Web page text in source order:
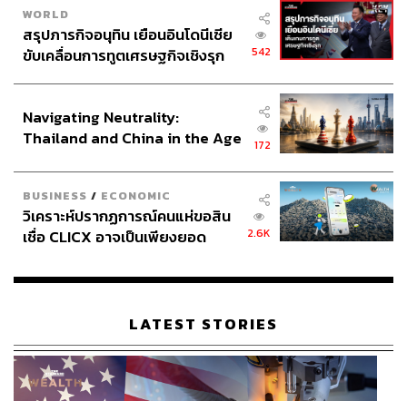
WORLD
สรุปภารกิจอนุทิน เยือนอินโดนีเซีย
ขับเคลื่อนการทูตเศรษฐกิจเชิงรุก
542
Navigating Neutrality:
Thailand and China in the Age
172
BUSINESS / ECONOMIC
วิเคราะห์ปรากฏการณ์คนแห่ขอสิน
เชื่อ CLICX อาจเป็นเพียงยอด
เรือนไทยที่ถูกซุกไว้
2.6K
LATEST STORIES